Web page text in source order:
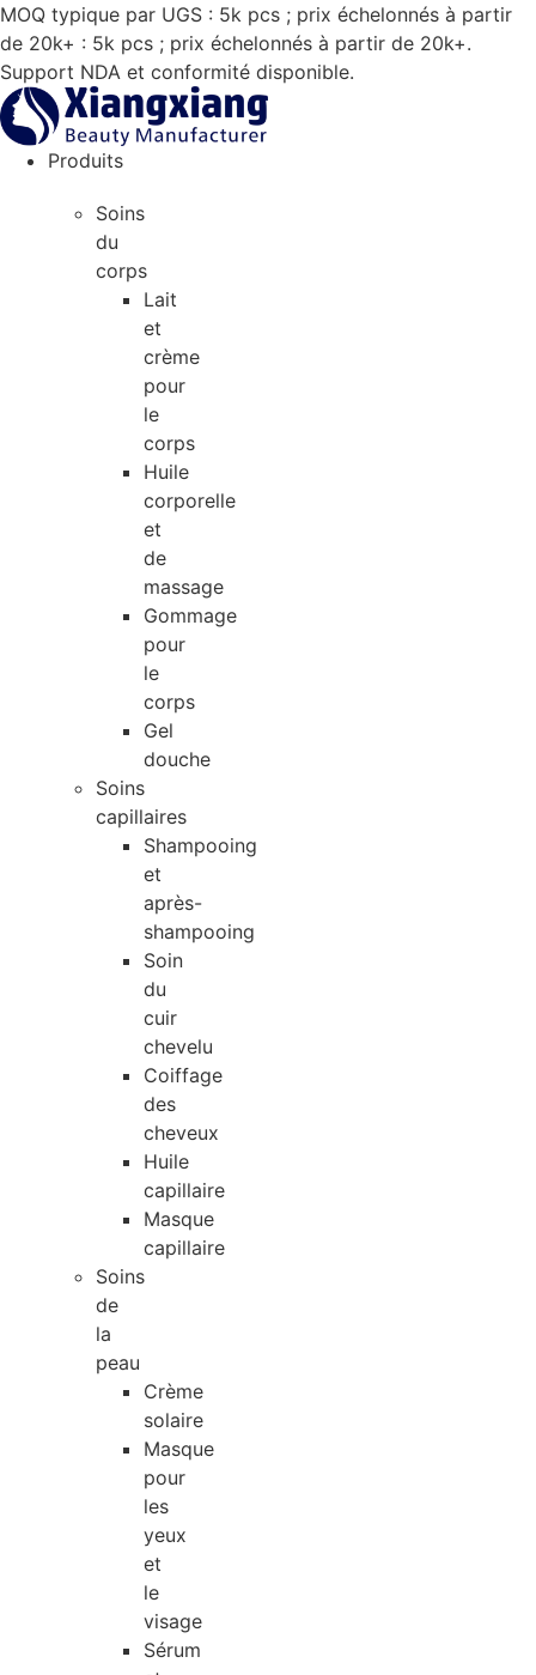
Aller
au
contenu
MOQ typique par UGS : 5k pcs ; prix échelonnés à partir
de 20k+ : 5k pcs ; prix échelonnés à partir de 20k+.
Support NDA et conformité disponible.
Produits
Soins
du
corps
Lait
et
crème
pour
le
corps
Huile
corporelle
et
de
massage
Gommage
pour
le
corps
Gel
douche
Soins
capillaires
Shampooing
et
après-
shampooing
Soin
du
cuir
chevelu
Coiffage
des
cheveux
Huile
capillaire
Masque
capillaire
Soins
de
la
peau
Crème
solaire
Masque
pour
les
yeux
et
le
visage
Sérum